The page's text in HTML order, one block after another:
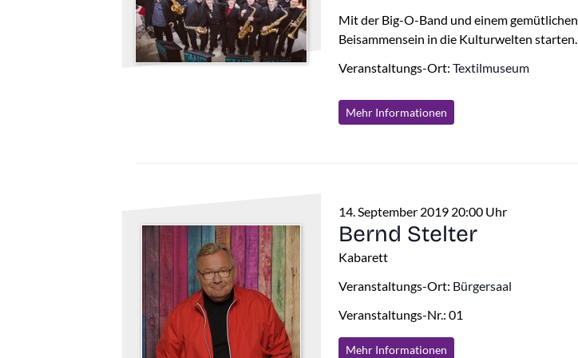
Mit der Big-O-Band und einem gemütlichen
Beisammensein in die Kulturwelten starten.
Veranstaltungs-Ort:Textilmuseum
Mehr Informationen
14. September 2019 20:00 Uhr
Bernd Stelter
Kabarett
Veranstaltungs-Ort: Bürgersaal
Veranstaltungs-Nr.: 01
Mehr Informationen